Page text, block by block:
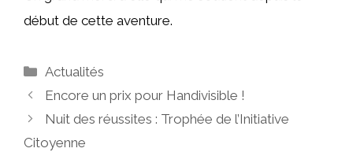
début de cette aventure.
Actualités
Encore un prix pour Handivisible !
Nuit des réussites : Trophée de l’Initiative
Citoyenne